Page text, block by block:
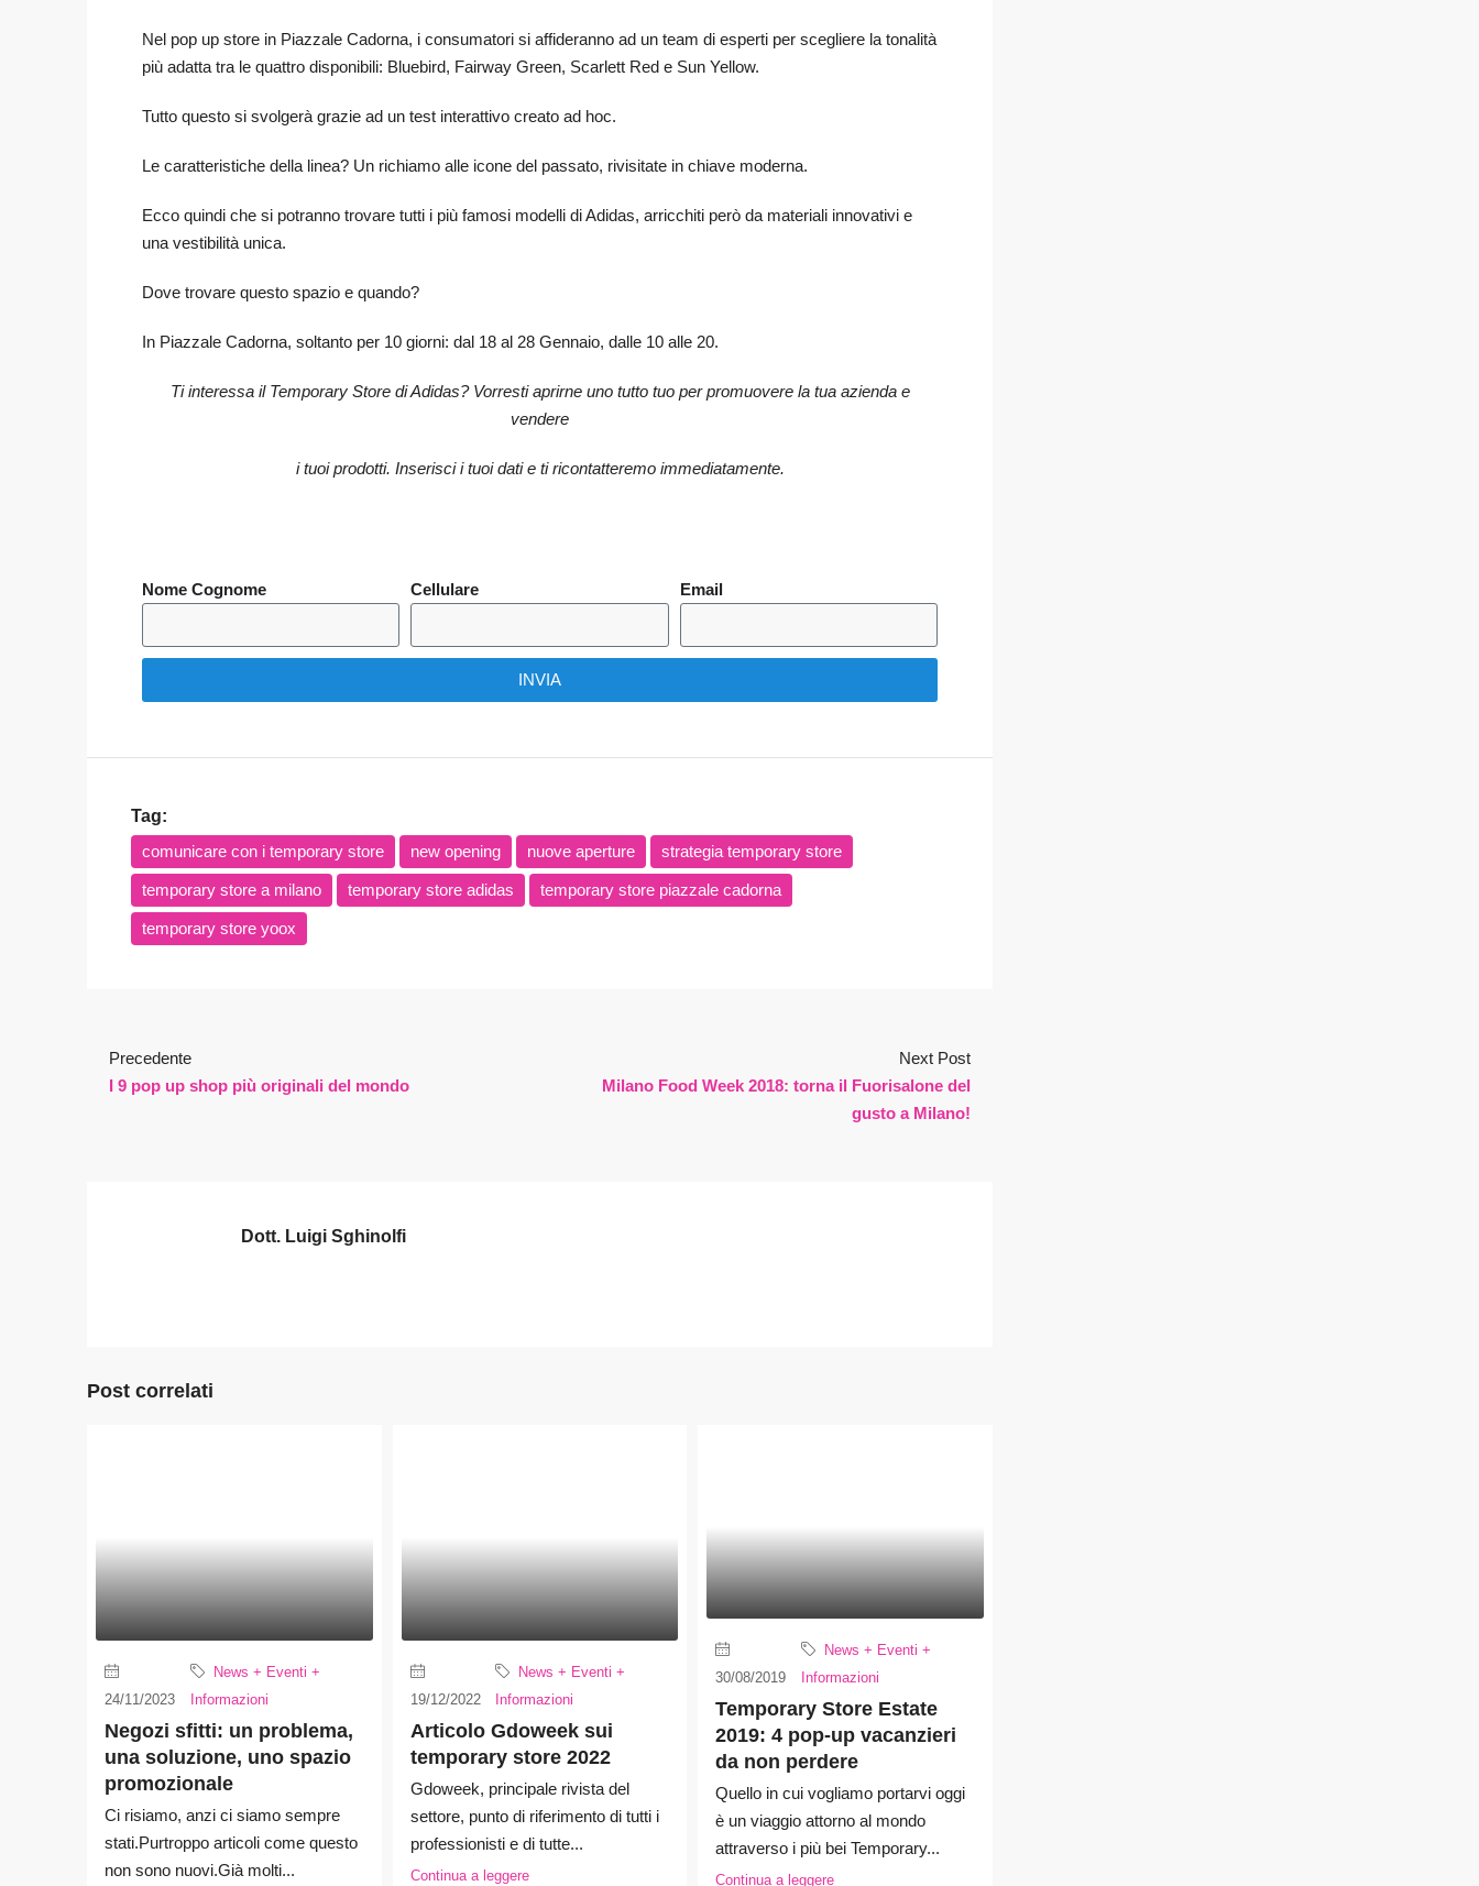
Nel pop up store in Piazzale Cadorna, i consumatori si affideranno ad un team di esperti per scegliere la tonalità
più adatta tra le quattro disponibili: Bluebird, Fairway Green, Scarlett Red e Sun Yellow.
Tutto questo si svolgerà grazie ad un test interattivo creato ad hoc.
Le caratteristiche della linea? Un richiamo alle icone del passato, rivisitate in chiave moderna.
Ecco quindi che si potranno trovare tutti i più famosi modelli di Adidas, arricchiti però da materiali innovativi e
una vestibilità unica.
Dove trovare questo spazio e quando?
In Piazzale Cadorna, soltanto per 10 giorni: dal 18 al 28 Gennaio, dalle 10 alle 20.
Ti interessa il Temporary Store di Adidas? Vorresti aprirne uno tutto tuo per promuovere la tua azienda e
vendere
i tuoi prodotti. Inserisci i tuoi dati e ti ricontatteremo immediatamente.
Nome Cognome Cellulare Email
INVIA
Tag:
comunicare con i temporary store
new opening nuove aperture strategia temporary store
temporary store a milano temporary store adidas temporary store piazzale cadorna
temporary store yoox
Precedente
I 9 pop up shop più originali del mondo
Next Post
Milano Food Week 2018: torna il Fuorisalone del
gusto a Milano!
Dott. Luigi Sghinolfi
Post correlati
24/11/2023
News + Eventi +
Informazioni
Negozi sfitti: un problema,
una soluzione, uno spazio
promozionale
Ci risiamo, anzi ci siamo sempre
stati.Purtroppo articoli come questo
non sono nuovi.Già molti...
19/12/2022
News + Eventi +
Informazioni
Articolo Gdoweek sui
temporary store 2022
Gdoweek, principale rivista del
settore, punto di riferimento di tutti i
professionisti e di tutte...
Continua a leggere
30/08/2019
News + Eventi +
Informazioni
Temporary Store Estate
2019: 4 pop-up vacanzieri
da non perdere
Quello in cui vogliamo portarvi oggi
è un viaggio attorno al mondo
attraverso i più bei Temporary...
Continua a leggere